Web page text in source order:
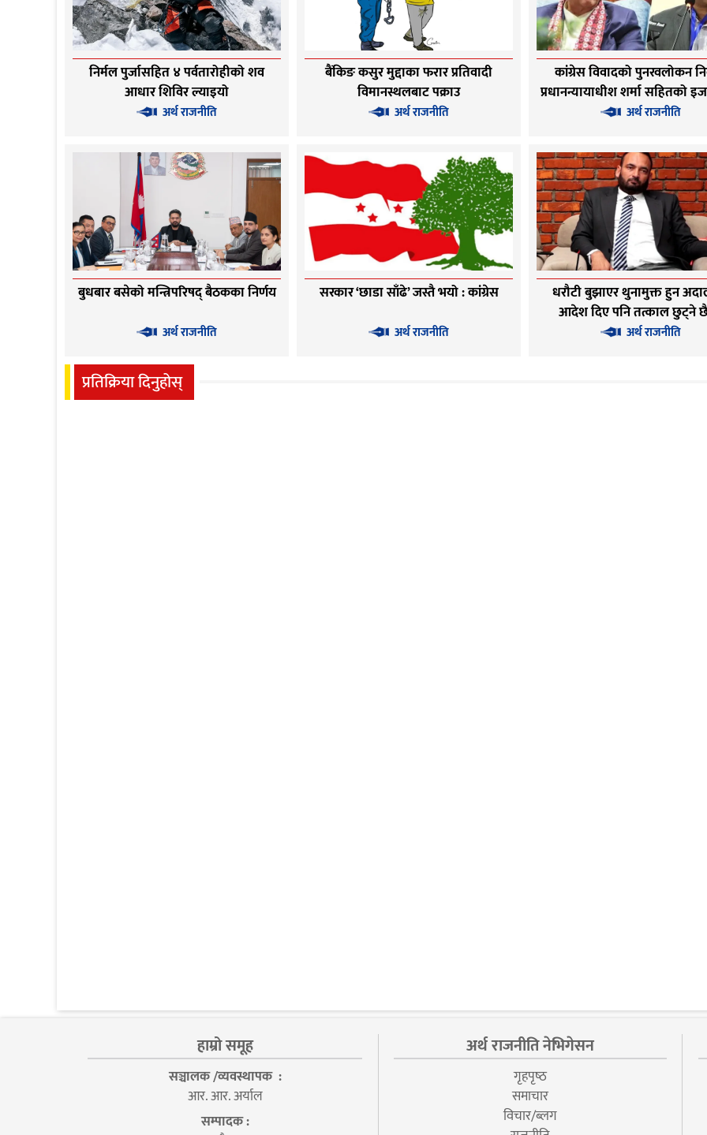
निर्मल पुर्जासहित ४ पर्वतारोहीको शव
आधार शिविर ल्याइयो
अर्थ राजनीति
बैंकिङ कसुर मुद्दाका फरार प्रतिवादी
विमानस्थलबाट पक्राउ
अर्थ राजनीति
कांग्रेस विवादको पुनरवलोकन
प्रधानन्यायाधीश शर्मा सहितको
अर्थ राजनीति
बुधबार बसेको मन्त्रिपरिषद् बैठकका निर्णय
अर्थ राजनीति
सरकार ‘छाडा साँढे’ जस्तै भयो : कांग्रेस
अर्थ राजनीति
धरौटी बुझाएर थुनामुक्त हुन
आदेश दिए पनि तत्काल छुट्ने
अधिकारी
अर्थ राजनीति
प्रतिक्रिया दिनुहोस्
हाम्रो समूह
सञ्चालक /व्यवस्थापक :
आर. आर. अर्याल
सम्पादक :
अर्थ राजनीति नेभिगेसन
गृहपृष्‍ठ
समाचार
विचार/ब्लग